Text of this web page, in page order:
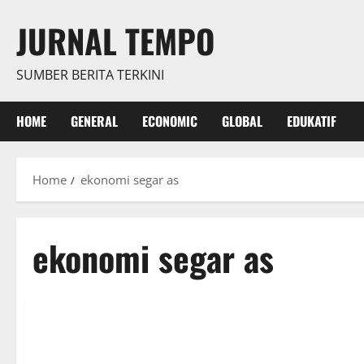
content
JURNAL TEMPO
SUMBER BERITA TERKINI
HOME GENERAL ECONOMIC GLOBAL EDUKATIF
Home ekonomi segar as
ekonomi segar as